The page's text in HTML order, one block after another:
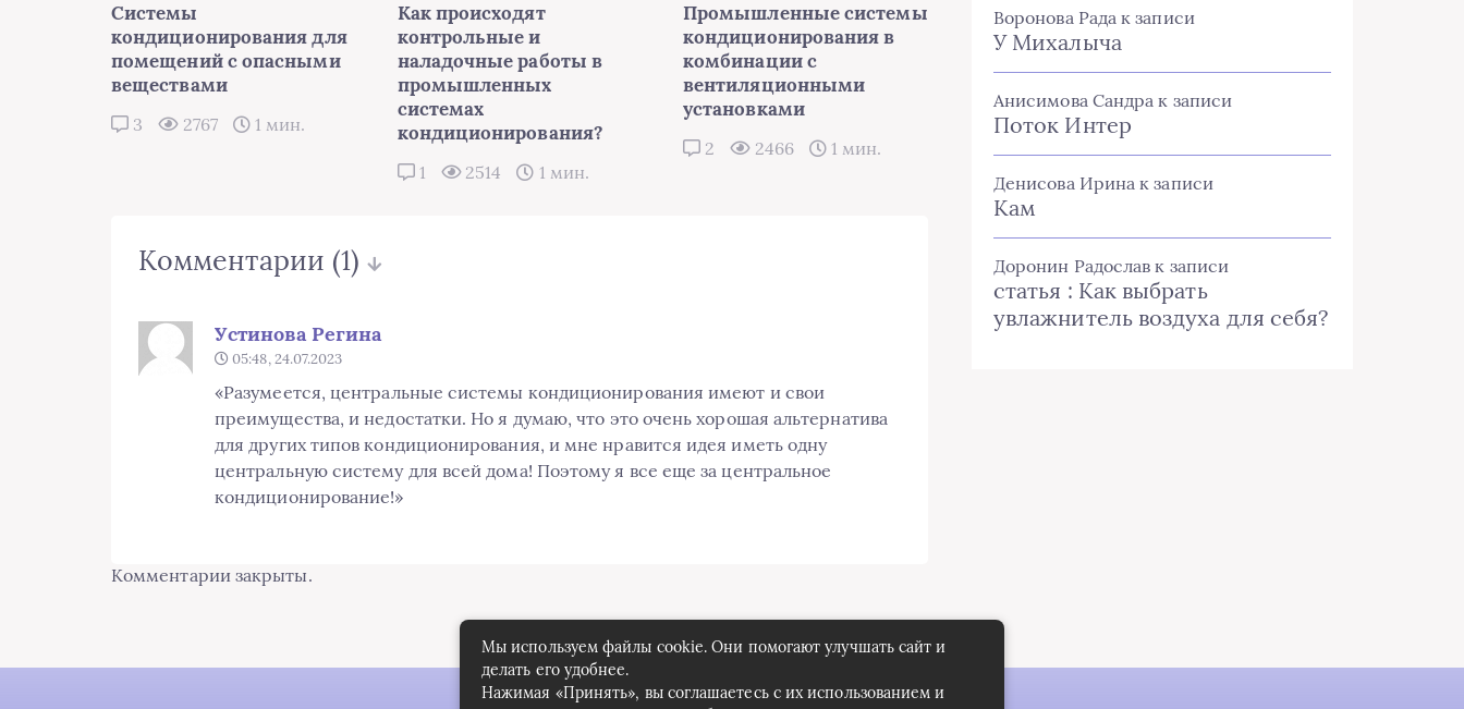
Системы
кондиционирования для
помещений с опасными
веществами
3 2767 1 мин.
Как происходят
контрольные и
наладочные работы в
промышленных
системах
кондиционирования?
1 2514 1 мин.
Промышленные системы
кондиционирования в
комбинации с
вентиляционными
установками
2 2466 1 мин.
Комментарии (1)
Устинова Регина
05:48, 24.07.2023
«Разумеется, центральные системы кондиционирования имеют и свои
преимущества, и недостатки. Но я думаю, что это очень хорошая альтернатива
для других типов кондиционирования, и мне нравится идея иметь одну
центральную систему для всей дома! Поэтому я все еще за центральное
кондиционирование!»
Комментарии закрыты.
Воронова Рада к записи
У Михалыча
Анисимова Сандра к записи
Поток Интер
Денисова Ирина к записи
Кам
Доронин Радослав к записи
статья : Как выбрать
увлажнитель воздуха для себя?
Мы используем файлы cookie. Они помогают улучшать сайт и
делать его удобнее.
Нажимая «Принять», вы соглашаетесь с их использованием и